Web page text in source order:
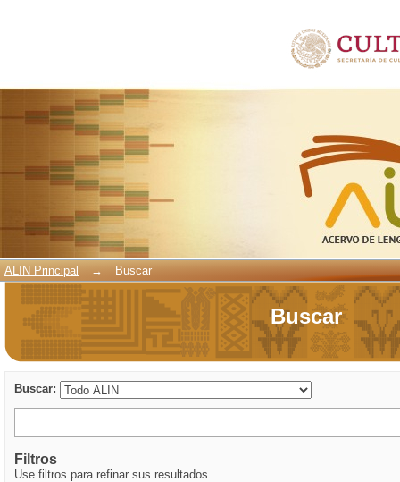
ALIN Principal → Buscar
Buscar
Buscar:
Filtros
Use filtros para refinar sus resultados.